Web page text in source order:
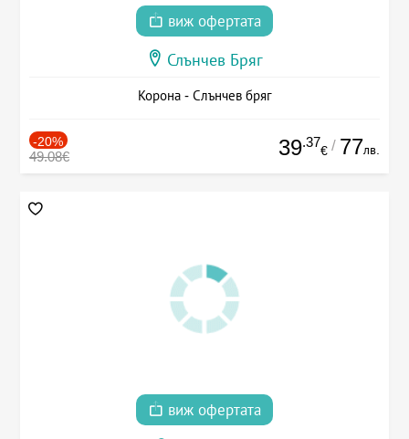
виж офертата
Слънчев Бряг
Корона - Слънчев бряг
-20%
49.08€ 39.37
€ / 77лв.
виж офертата